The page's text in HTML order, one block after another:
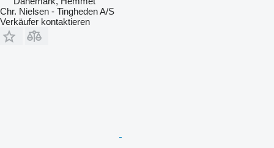
Chr. Nielsen - Tingheden A/S
Verkäufer kontaktieren